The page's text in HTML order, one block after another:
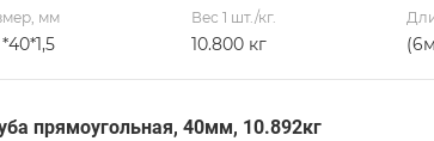
мм Вес 1 шт./кг.
10.800 кг
прямоугольная, 40мм, 10.892кг